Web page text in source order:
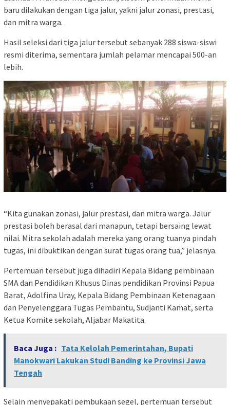
baru dilakukan dengan tiga jalur, yakni jalur zonasi, prestasi,
dan mitra warga.
Hasil seleksi dari tiga jalur tersebut sebanyak 288 siswa-siswi
resmi diterima, sementara jumlah pelamar mencapai 500-an
lebih.
“Kita gunakan zonasi, jalur prestasi, dan mitra warga. Jalur
prestasi boleh berasal dari manapun, tetapi bersaing lewat
nilai. Mitra sekolah adalah mereka yang orang tuanya pindah
tugas, ini dibuktikan dengan surat tugas orang tua,” jelasnya.
Pertemuan tersebut juga dihadiri Kepala Bidang pembinaan
SMA dan Pendidikan Khusus Dinas pendidikan Provinsi Papua
Barat, Adolfina Uray, Kepala Bidang Pembinaan Ketenagaan
dan Penyelenggara Tugas Pembantu, Sudjanti Kamat, serta
Ketua Komite sekolah, Aljabar Makatita.
Baca Juga : Tata Kelolah Pemerintahan, Bupati
Manokwari Lakukan Studi Banding ke Provinsi Jawa
Tengah
Selain menyepakati pembukaan segel, pertemuan tersebut